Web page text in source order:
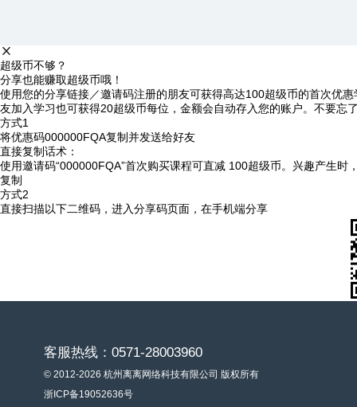
超级币不够？
分享也能赚取超级币哦！
使用您的分享链接／邀请码注册的朋友可获得高达100超级币的首次优
友加入学习也可获得20超级币每位，金额会自动存入您的账户。不要忘
方式1
将优惠码000000FQA复制并发送给好友
直接复制话术：
使用邀请码“000000FQA”首次购买课程可直减 100超级币。兴趣产生时
复制
方式2
直接扫描以下二维码，进入分享码页面，在手机端分享
客服热线：0571-28003960
© 2012-2026 杭州离离网络科技有限公司 版权所有
浙ICP备19052636号